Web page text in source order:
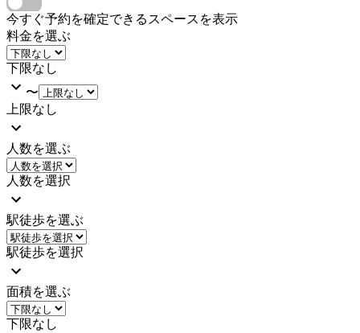
今すぐ予約を確定できるスペースを表示
料金を選ぶ
下限なし
〜
上限なし
人数を選ぶ
人数を選択
駅徒歩を選ぶ
駅徒歩を選択
面積を選ぶ
下限なし